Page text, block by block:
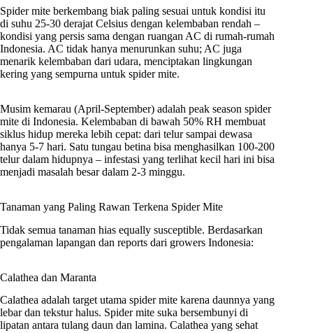
Spider mite berkembang biak paling sesuai untuk kondisi itu
di suhu 25-30 derajat Celsius dengan kelembaban rendah –
kondisi yang persis sama dengan ruangan AC di rumah-rumah
Indonesia. AC tidak hanya menurunkan suhu; AC juga
menarik kelembaban dari udara, menciptakan lingkungan
kering yang sempurna untuk spider mite.
Musim kemarau (April-September) adalah peak season spider
mite di Indonesia. Kelembaban di bawah 50% RH membuat
siklus hidup mereka lebih cepat: dari telur sampai dewasa
hanya 5-7 hari. Satu tungau betina bisa menghasilkan 100-200
telur dalam hidupnya – infestasi yang terlihat kecil hari ini bisa
menjadi masalah besar dalam 2-3 minggu.
Tanaman yang Paling Rawan Terkena Spider Mite
Tidak semua tanaman hias equally susceptible. Berdasarkan
pengalaman lapangan dan reports dari growers Indonesia:
Calathea dan Maranta
Calathea adalah target utama spider mite karena daunnya yang
lebar dan tekstur halus. Spider mite suka bersembunyi di
lipatan antara tulang daun dan lamina. Calathea yang sehat